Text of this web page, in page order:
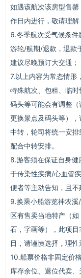
如遇该航次该房型售
作日内进行，敬请理解
6.冬季航次受气候条
游轮/航期/退款，退款
建议尽晚预订大交通；
7.以上内容为常态情形
特殊航次、包租、临
码头等可能会有调整（
更换景点及码头等）
中转，轮司将统一安
配合中转安排。
8.游客须在保证自身
于传染性疾病/心血管
便者等主动告知，且不
9.换乘小船游览神农
区有售卖当地特产（
石，字画等），此项
目，请谨慎选择，理性
10.船票价格非固定价
库存余位、退位代卖